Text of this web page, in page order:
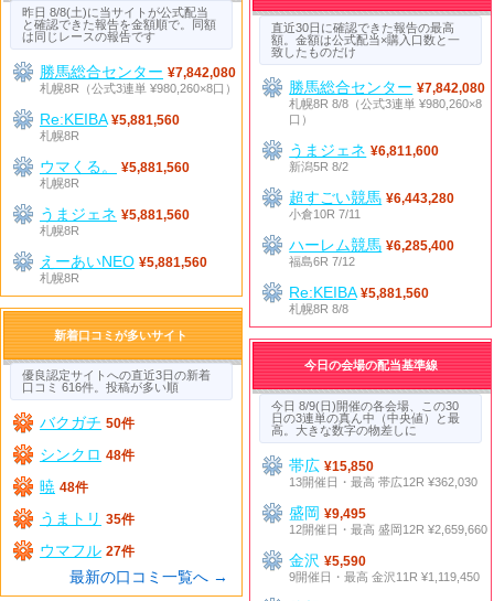
昨日 8/8(土)に当サイトが公式配当
と確認できた報告を金額順で。同額
は同じレースの報告です
勝馬総合センター ¥7,842,080
札幌8R（公式3連単 ¥980,260×8口）
Re:KEIBA ¥5,881,560
札幌8R
ウマくる。
¥5,881,560
札幌8R
うまジェネ ¥5,881,560
札幌8R
えーあいNEO ¥5,881,560
札幌8R
直近30日に確認できた報告の最高
額。金額は公式配当×購入口数と一
致したものだけ
勝馬総合センター ¥7,842,080
札幌8R 8/8（公式3連単 ¥980,260×8
口）
うまジェネ ¥6,811,600
新潟5R 8/2
超すごい競馬 ¥6,443,280
小倉10R 7/11
ハーレム競馬 ¥6,285,400
福島6R 7/12
Re:KEIBA ¥5,881,560
札幌8R 8/8
新着口コミが多いサイト
優良認定サイトへの直近3日の新着
口コミ 616件。投稿が多い順
バクガチ 50件
シンクロ 48件
暁 48件
うまトリ 35件
ウマフル 27件
最新の口コミ一覧へ →
今日の会場の配当基準線
今日 8/9(日)開催の各会場、この30
日の3連単の真ん中（中央値）と最
高。大きな数字の物差しに
帯広¥15,850
13開催日・最高 帯広12R ¥362,030
盛岡¥9,495
12開催日・最高 盛岡12R ¥2,659,660
金沢¥5,590
9開催日・最高 金沢11R ¥1,119,450